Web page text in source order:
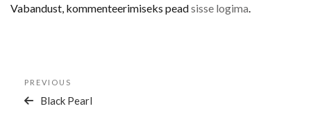
Vabandust, kommenteerimiseks peadsisse logima.
Previous
Post
PREVIOUS
Black Pearl